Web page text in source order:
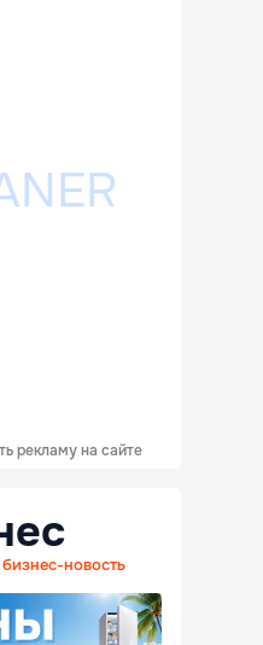
рекламу на сайте
новость